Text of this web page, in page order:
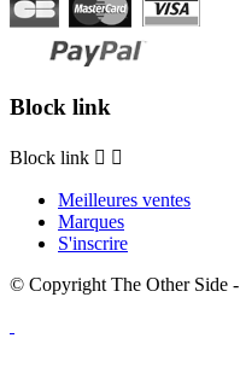
Block link
Block link  
Meilleures ventes
Marques
S'inscrire
© Copyright The Other Side -